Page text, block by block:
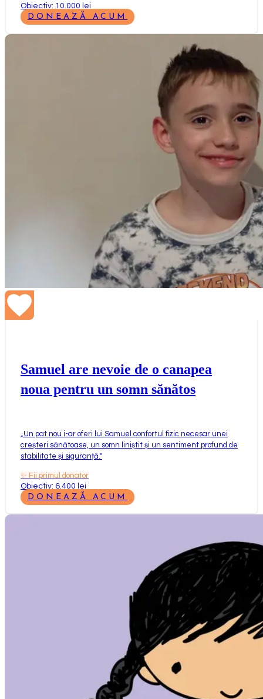
Obiectiv: 10.000 lei
DONEAZĂ ACUM
Samuel are nevoie de o canapea
noua pentru un somn sănătos
Un pat nou i-ar oferi lui Samuel confortul fizic necesar unei
creșteri sănătoase, un somn liniștit și un sentiment profund de
stabilitate și siguranță. "
✨ Fii primul donator
Obiectiv: 6.400 lei
DONEAZĂ ACUM